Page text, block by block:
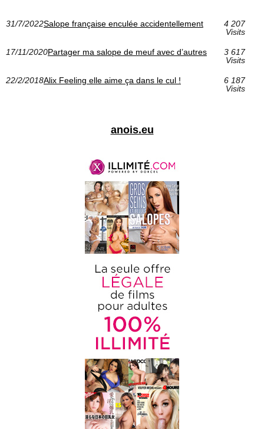
31/7/2022Salope française enculée accidentellement
4 207
Visits
17/11/2020Partager ma salope de meuf avec d’autres
3 617
Visits
22/2/2018Alix Feeling elle aime ça dans le cul !
6 187
Visits
anois.eu